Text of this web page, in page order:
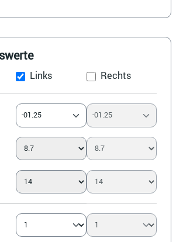
Links
-01.25
Rechts
-01.25